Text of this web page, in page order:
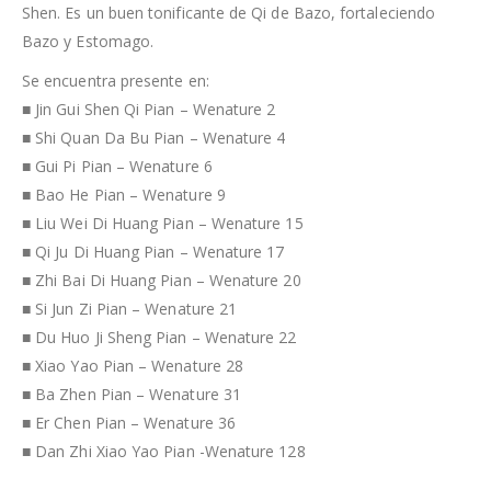
Shen. Es un buen tonificante de Qi de Bazo, fortaleciendo
Bazo y Estomago.
Se encuentra presente en:
■ Jin Gui Shen Qi Pian – Wenature 2
■ Shi Quan Da Bu Pian – Wenature 4
■ Gui Pi Pian – Wenature 6
■ Bao He Pian – Wenature 9
■ Liu Wei Di Huang Pian – Wenature 15
■ Qi Ju Di Huang Pian – Wenature 17
■ Zhi Bai Di Huang Pian – Wenature 20
■ Si Jun Zi Pian – Wenature 21
■ Du Huo Ji Sheng Pian – Wenature 22
■ Xiao Yao Pian – Wenature 28
■ Ba Zhen Pian – Wenature 31
■ Er Chen Pian – Wenature 36
■ Dan Zhi Xiao Yao Pian -Wenature 128